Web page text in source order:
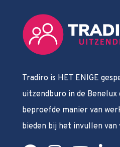
Tradiro is HET ENIGE
uitzendburo in de Benelux
beproefde manier van
bieden bij het invullen van